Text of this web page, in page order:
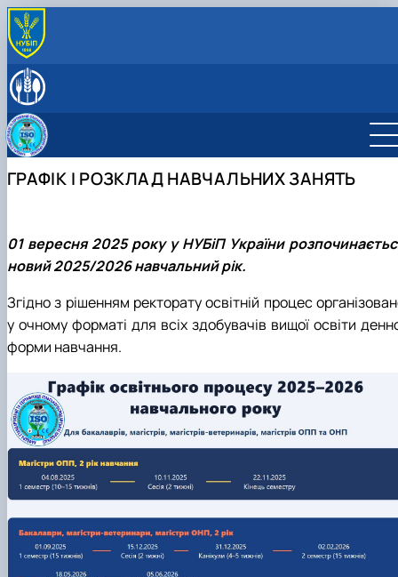
ПРО КАФЕДРУ
Відповідальний за інформаційне наповнення веб-
ОСВІТНЯ ДІЯЛЬНІСТЬ
Графік і розклад освітнього процесу
робіт
Індивідуальна траєкторія навчання
Практичне навчання
Академічна доброчесність
Безпечне освітнє середовище
НАУКОВА ДІЯЛЬНІСТЬ
Видання та публікації кафедри
Інформація для абітурієнтів
МІЖНАРОДНА ДІЯЛЬНІСТЬ
ГРАФІК І РОЗКЛАД НАВЧАЛЬНИХ ЗАНЯТЬ
01 вересня 2025 року у НУБіП України
новий 2025/2026 навчальний рік.
Згідно з рішенням ректорату освітній процес
у очному форматі для всіх здобувачів вищої освіти
форми навчання.